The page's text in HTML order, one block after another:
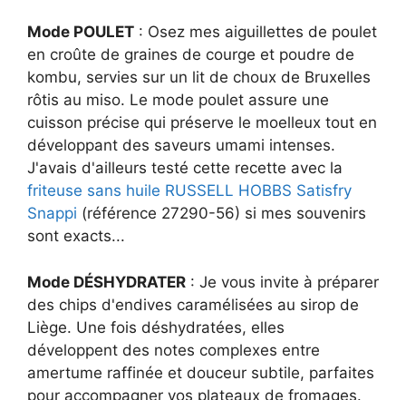
Mode POULET : Osez mes aiguillettes de poulet
en croûte de graines de courge et poudre de
kombu, servies sur un lit de choux de Bruxelles
rôtis au miso. Le mode poulet assure une
cuisson précise qui préserve le moelleux tout en
développant des saveurs umami intenses.
J'avais d'ailleurs testé cette recette avec la
friteuse sans huile RUSSELL HOBBS Satisfry
Snappi (référence 27290-56) si mes souvenirs
sont exacts...
Mode DÉSHYDRATER : Je vous invite à préparer
des chips d'endives caramélisées au sirop de
Liège. Une fois déshydratées, elles
développent des notes complexes entre
amertume raffinée et douceur subtile, parfaites
pour accompagner vos plateaux de fromages.